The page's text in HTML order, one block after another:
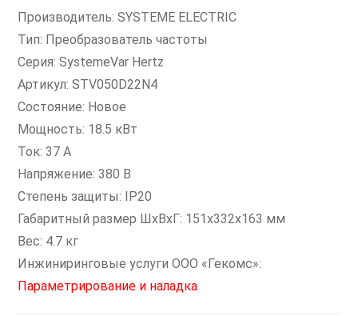
Производитель: SYSTEME ELECTRIC
Тип: Преобразователь частоты
Серия: SystemeVar Hertz
Артикул: STV050D22N4
Состояние: Новое
Мощность: 18.5 кВт
Ток: 37 А
Напряжение: 380 В
Степень защиты: IP20
Габаритный размер ШхВхГ: 151x332x163 мм
Вес: 4.7 кг
Инжиниринговые услуги ООО «Гекомс»:
Параметрирование и наладка